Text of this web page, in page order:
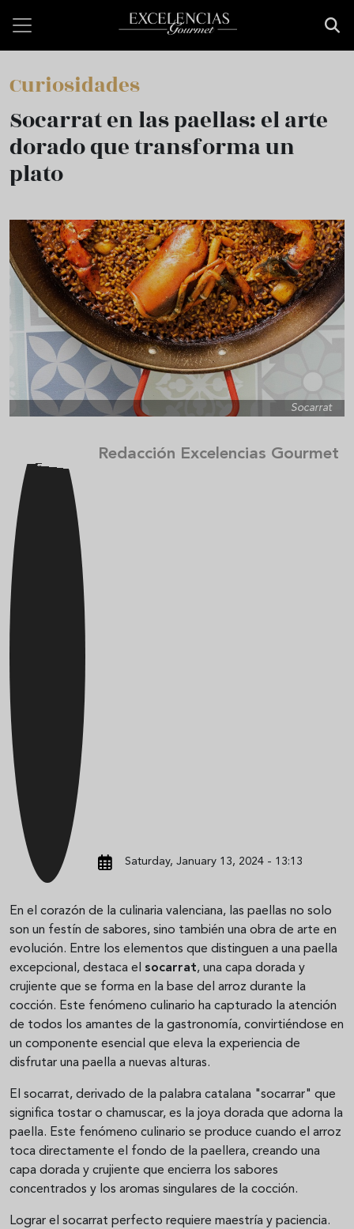
Curiosidades
Socarrat en las paellas: el arte
dorado que transforma un
plato
Socarrat
Redacción Excelencias Gourmet
Saturday, January 13, 2024 - 13:13
En el corazón de la culinaria valenciana, las paellas no solo
son un festín de sabores, sino también una obra de arte en
evolución. Entre los elementos que distinguen a una paella
excepcional, destaca el socarrat, una capa dorada y
crujiente que se forma en la base del arroz durante la
cocción. Este fenómeno culinario ha capturado la atención
de todos los amantes de la gastronomía, convirtiéndose en
un componente esencial que eleva la experiencia de
disfrutar una paella a nuevas alturas.
El socarrat, derivado de la palabra catalana "socarrar" que
significa tostar o chamuscar, es la joya dorada que adorna la
paella. Este fenómeno culinario se produce cuando el arroz
toca directamente el fondo de la paellera, creando una
capa dorada y crujiente que encierra los sabores
concentrados y los aromas singulares de la cocción.
Lograr el socarrat perfecto requiere maestría y paciencia.